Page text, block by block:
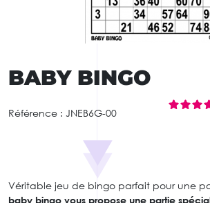
BABY BINGO
Référence : JNEB6G-00
Véritable jeu de bingo parfait pour une
baby bingo vous propose une partie